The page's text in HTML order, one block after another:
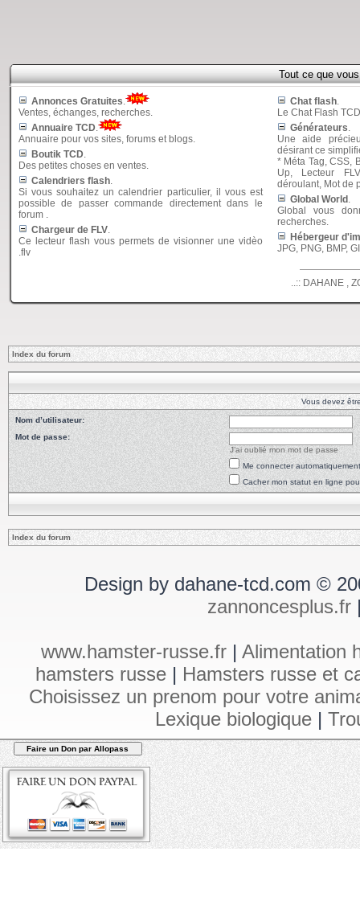
Tout ce que
Annonces Gratuites.
Ventes, échanges, recherches.
Annuaire TCD.
Annuaire pour vos sites, forums et blogs.
Boutik TCD.
Des petites choses en ventes.
Calendriers flash.
Si vous souhaitez un calendrier particulier, il vous est
possible de passer commande directement dans le
forum .
Chargeur de FLV.
Ce lecteur flash vous permets de visionner une vidèo
.flv
Chat flash.
Le Chat Flash
Générateurs.
Une aide
désirant ce
* Méta Tag, CSS,
Up, Lecteur
déroulant, Mot de
Global World .
Global vous
recherches.
Hébergeur
JPG, PNG, BMP,
..:: DAHANE ,
Index du forum
Vous devez
Nom d’utilisateur:
Mot de passe:
J’ai oublié mon mot de passe
Me connecter
Cacher mon statut en ligne
Index du forum
Design by dahane-tcd.com ©
zannoncesplus.fr
www.hamster-russe.fr | Alimentation
hamsters russe | Hamsters russe et
Choisissez un prenom pour votre
Lexique biologique |